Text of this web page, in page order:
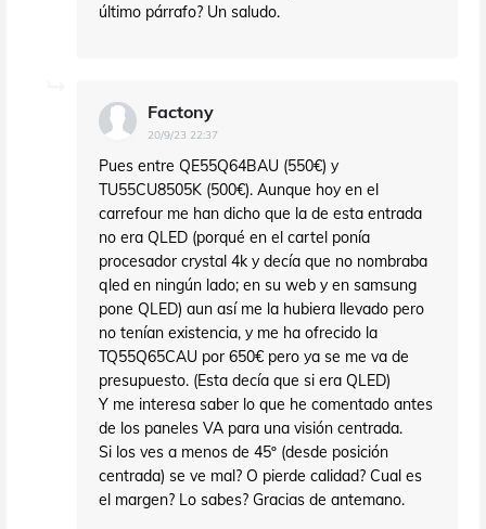
último párrafo? Un saludo.
Factony
20/9/23 22:37
Pues entre QE55Q64BAU (550€) y
TU55CU8505K (500€). Aunque hoy en el
carrefour me han dicho que la de esta entrada
no era QLED (porqué en el cartel ponía
procesador crystal 4k y decía que no nombraba
qled en ningún lado; en su web y en samsung
pone QLED) aun así me la hubiera llevado pero
no tenían existencia, y me ha ofrecido la
TQ55Q65CAU por 650€ pero ya se me va de
presupuesto. (Esta decía que si era QLED)
Y me interesa saber lo que he comentado antes
de los paneles VA para una visión centrada.
Si los ves a menos de 45º (desde posición
centrada) se ve mal? O pierde calidad? Cual es
el margen? Lo sabes? Gracias de antemano.